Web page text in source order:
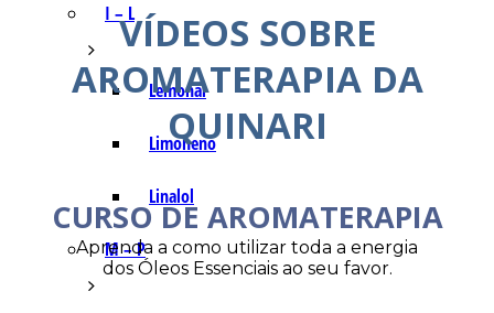
I – L
Lemonal
Limoneno
Linalol
M – P
VÍDEOS SOBRE
AROMATERAPIA DA
QUINARI
CURSO DE AROMATERAPIA
Aprenda a como utilizar toda a energia
dos Óleos Essenciais ao seu favor.